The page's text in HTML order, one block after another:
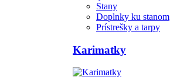
Stany
Doplnky ku stanom
Prístrešky a tarpy
Karimatky